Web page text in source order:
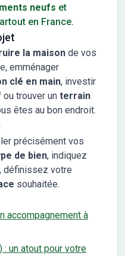
neufs et
en France.
la maison de vos
emménager
clé en main, investir
ou trouver un terrain
êtes au bon endroit.
précisément vos
de bien, indiquez
définissez votre
souhaitée.
accompagnement à
: un atout pour votre